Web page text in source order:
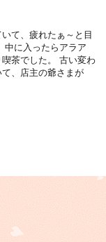
て、疲れたぁ～と目
中に入ったらアラア
茶でした。 古い変わ
、店主の爺さまが